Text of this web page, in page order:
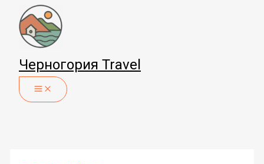
Перейти
содержимому
Черногория Travel